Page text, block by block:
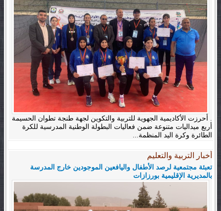
. أحرزت الأكاديمية الجهوية للتربية والتكوين لجهة طنجة تطوان الحسيمة
أربع ميداليات متنوعة ضمن فعاليات البطولة الوطنية المدرسية للكرة
الطائرة وكرة اليد المنظمة...
أخبار التربية والتعليم
تعبئة مجتمعية لرصد الأطفال واليافعين الموجودين خارج المدرسة
بالمديرية الإقليمية بورزازات